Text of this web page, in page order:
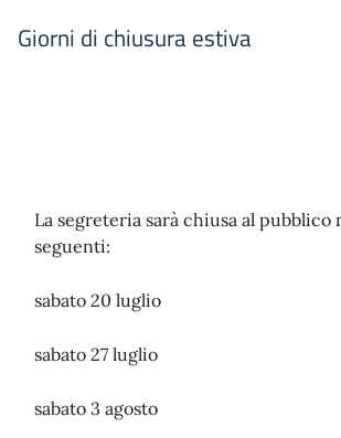
Giorni di chiusura estiva
La segreteria sarà chiusa al pubblico
seguenti:
sabato 20 luglio
sabato 27 luglio
sabato 3 agosto